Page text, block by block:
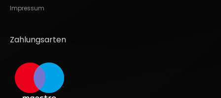
Impressum
Zahlungsarten